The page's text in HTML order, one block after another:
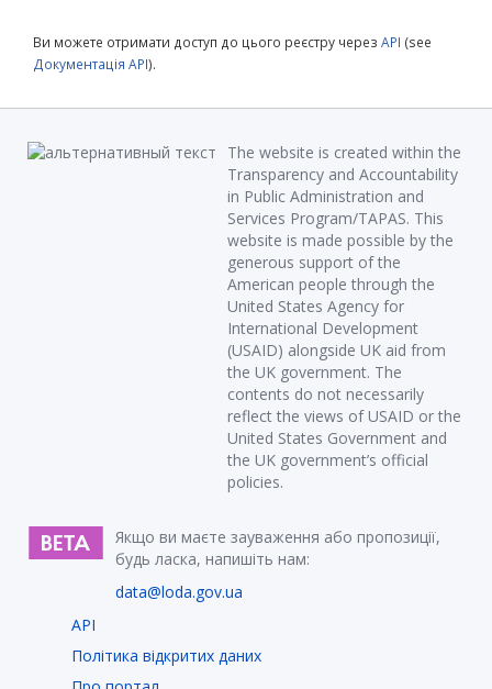
Ви можете отримати доступ до цього реєстру через API (see
Документація API).
The website is created within the
Transparency and Accountability
in Public Administration and
Services Program/TAPAS. This
website is made possible by the
generous support of the
American people through the
United States Agency for
International Development
(USAID) alongside UK aid from
the UK government. The
contents do not necessarily
reflect the views of USAID or the
United States Government and
the UK government’s official
policies.
Якщо ви маєте зауваження або пропозиції,
будь ласка, напишіть нам:
data@loda.gov.ua
API
Політика відкритих даних